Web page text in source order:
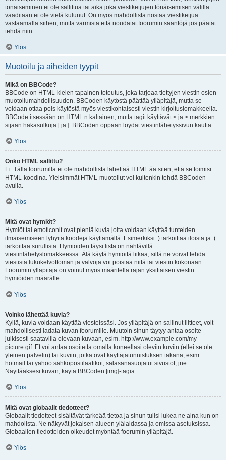
tönäiseminen ei ole sallittua tai aika joka viestiketjujen tönäisemisen välillä
vaaditaan ei ole vielä kulunut. On myös mahdollista nostaa viestiketjua
vastaamalla siihen, mutta varmista että noudatat foorumin sääntöjä jos päätät
tehdä niin.
Ylös
Muotoilu ja aiheiden tyypit
Mikä on BBCode?
BBCode on HTML-kielen tapainen toteutus, joka tarjoaa tiettyjen viestin osien
muotoilumahdollisuuden. BBCoden käytöstä päättää ylläpitäjä, mutta se
voidaan ottaa pois käytöstä myös viestikohtaisesti viestin kirjoituslomakkeella.
BBCode itsessään on HTML:n kaltainen, mutta tagit käyttävät < ja > merkkien
sijaan hakasulkuja [ ja ]. BBCoden oppaan löydät viestinlähetyssivun kautta.
Ylös
Onko HTML sallittu?
Ei. Tällä foorumilla ei ole mahdollista lähettää HTML:ää siten, että se toimisi
HTML-koodina. Yleisimmät HTML-muotoilut voi kuitenkin tehdä BBCoden
avulla.
Ylös
Mitä ovat hymiöt?
Hymiöt tai emoticonit ovat pieniä kuvia joita voidaan käyttää tunteiden
ilmaisemiseen lyhyitä koodeja käyttämällä. Esimerkiksi :) tarkoittaa iloista ja :(
tarkoittaa surullista. Hymiöiden täysi lista on nähtävillä
viestinlähetyslomakkeessa. Älä käytä hymiöitä liikaa, sillä ne voivat tehdä
viestistä lukukelvottoman ja valvoja voi poistaa niitä tai viestin kokonaan.
Foorumin ylläpitäjä on voinut myös määritellä rajan yksittäisen viestin
hymiöiden määrälle.
Ylös
Voinko lähettää kuvia?
Kyllä, kuvia voidaan käyttää viesteissäsi. Jos ylläpitäjä on sallinut liitteet, voit
mahdollisesti ladata kuvan foorumille. Muutoin sinun täytyy antaa osoite
julkisesti saatavilla olevaan kuvaan, esim. http://www.example.com/my-
picture.gif. Et voi antaa osoitetta omalla koneellasi oleviin kuviin (ellei se ole
yleinen palvelin) tai kuviin, jotka ovat käyttäjätunnistuksen takana, esim.
hotmail tai yahoo sähköpostilaatikot, salasanasuojatut sivustot, jne.
Näyttääksesi kuvan, käytä BBCoden [img]-tagia.
Ylös
Mitä ovat globaalit tiedotteet?
Globaalit tiedotteet sisältävät tärkeää tietoa ja sinun tulisi lukea ne aina kun on
mahdolista. Ne näkyvät jokaisen alueen ylälaidassa ja omissa asetuksissa.
Globaalien tiedotteiden oikeudet myöntää foorumin ylläpitäjä.
Ylös